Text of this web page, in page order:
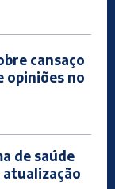
cansaço
opiniões no
de saúde
atualização